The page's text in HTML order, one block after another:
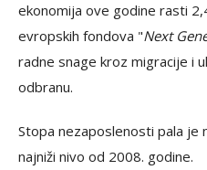
ekonomija ove godine rasti
evropskih fondova "Next
radne snage kroz migracije i
odbranu.
Stopa nezaposlenosti pala je
najniži nivo od 2008. godine.